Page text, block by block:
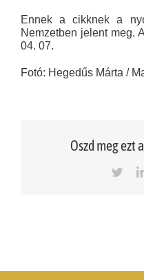
Ennek a cikknek a
Nemzetben jelent meg.
04. 07.
Fotó: Hegedűs Márta /
Oszd meg ezt